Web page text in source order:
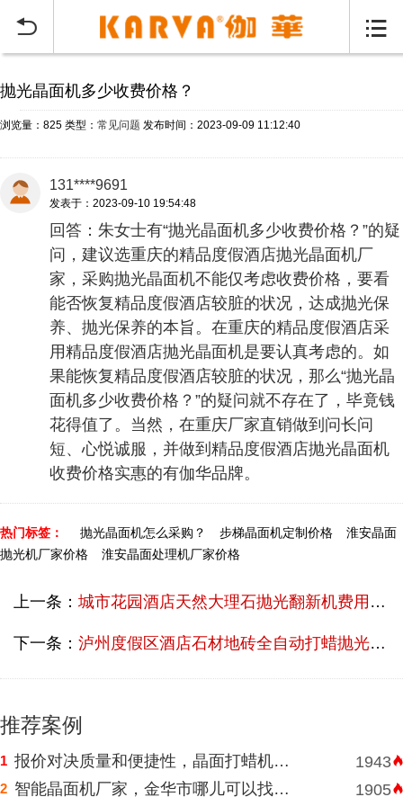
 
抛光晶面机多少收费价格？
浏览量：825 类型： 常见问题 发布时间：2023-09-09 11:12:40
131****9691
发表于：2023-09-10 19:54:48
回答：朱女士有“抛光晶面机多少收费价格？”的疑
问，建议选重庆的精品度假酒店抛光晶面机厂
家，采购抛光晶面机不能仅考虑收费价格，要看
能否恢复精品度假酒店较脏的状况，达成抛光保
养、抛光保养的本旨。在重庆的精品度假酒店采
用精品度假酒店抛光晶面机是要认真考虑的。如
果能恢复精品度假酒店较脏的状况，那么“抛光晶
面机多少收费价格？”的疑问就不存在了，毕竟钱
花得值了。当然，在重庆厂家直销做到问长问
短、心悦诚服，并做到精品度假酒店抛光晶面机
收费价格实惠的有伽华品牌。
热门标签： 抛光晶面机怎么采购？ 步梯晶面机定制价格
淮安晶面
抛光机厂家价格
淮安晶面处理机厂家价格
上一条： 城市花园酒店天然大理石抛光翻新机费用多少？
下一条： 泸州度假区酒店石材地砖全自动打蜡抛光机生产厂家直销多少钱？
推荐案例
1 报价对决质量和便捷性，晶面打蜡机河南挑选需明智判断 1943
2 智能晶面机厂家，金华市哪儿可以找到价格表合理水磨石晶面机？ 1905